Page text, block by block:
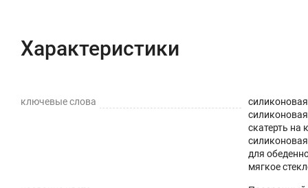
Влагоотталкивающая поверхность - не
Шумоподавление - снижает стук от посуды.
Прозрачность – подчеркнет дизайн вашей кухни
Термостойкость - выдерживает температуру до
Характеристики
ключевые слова
силиконовая
скатерть на
для
мягкое